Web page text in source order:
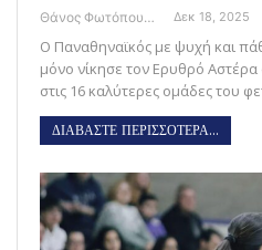
Θάνος Φωτόπουλος Δεκ 18, 2025
Ο Παναθηναϊκός με ψυχή και
μόνο νίκησε τον Ερυθρό
στις 16 καλύτερες ομάδες του
ΔΙΑΒΑΣΤΕ ΠΕΡΙΣΣΟΤΕΡΑ...